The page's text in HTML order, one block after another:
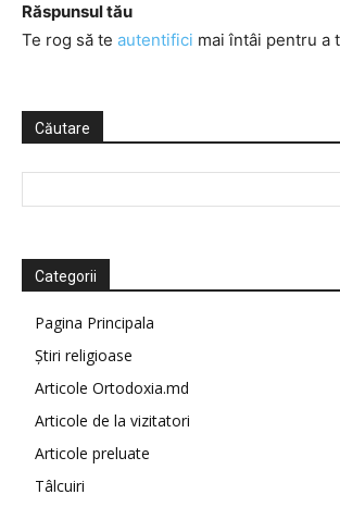
Răspunsul tău
Te rog să te autentifici mai întâi pentru a
Căutare
Categorii
Pagina Principala
Știri religioase
Articole Ortodoxia.md
Articole de la vizitatori
Articole preluate
Tâlcuiri